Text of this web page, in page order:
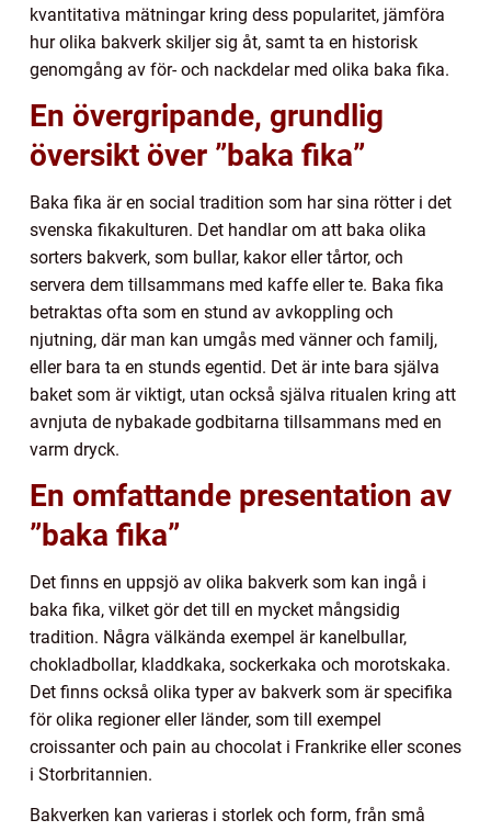
kvantitativa mätningar kring dess popularitet, jämföra
hur olika bakverk skiljer sig åt, samt ta en historisk
genomgång av för- och nackdelar med olika baka fika.
En övergripande, grundlig
översikt över ”baka fika”
Baka fika är en social tradition som har sina rötter i det
svenska fikakulturen. Det handlar om att baka olika
sorters bakverk, som bullar, kakor eller tårtor, och
servera dem tillsammans med kaffe eller te. Baka fika
betraktas ofta som en stund av avkoppling och
njutning, där man kan umgås med vänner och familj,
eller bara ta en stunds egentid. Det är inte bara själva
baket som är viktigt, utan också själva ritualen kring att
avnjuta de nybakade godbitarna tillsammans med en
varm dryck.
En omfattande presentation av
”baka fika”
Det finns en uppsjö av olika bakverk som kan ingå i
baka fika, vilket gör det till en mycket mångsidig
tradition. Några välkända exempel är kanelbullar,
chokladbollar, kladdkaka, sockerkaka och morotskaka.
Det finns också olika typer av bakverk som är specifika
för olika regioner eller länder, som till exempel
croissanter och pain au chocolat i Frankrike eller scones
i Storbritannien.
Bakverken kan varieras i storlek och form, från små